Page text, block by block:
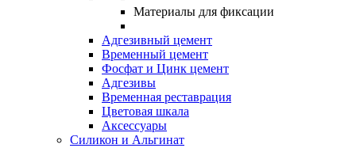
Материалы для фиксации
Адгезивный цемент
Временный цемент
Фосфат и Цинк цемент
Адгезивы
Временная реставрация
Цветовая шкала
Аксессуары
Силикон и Альгинат